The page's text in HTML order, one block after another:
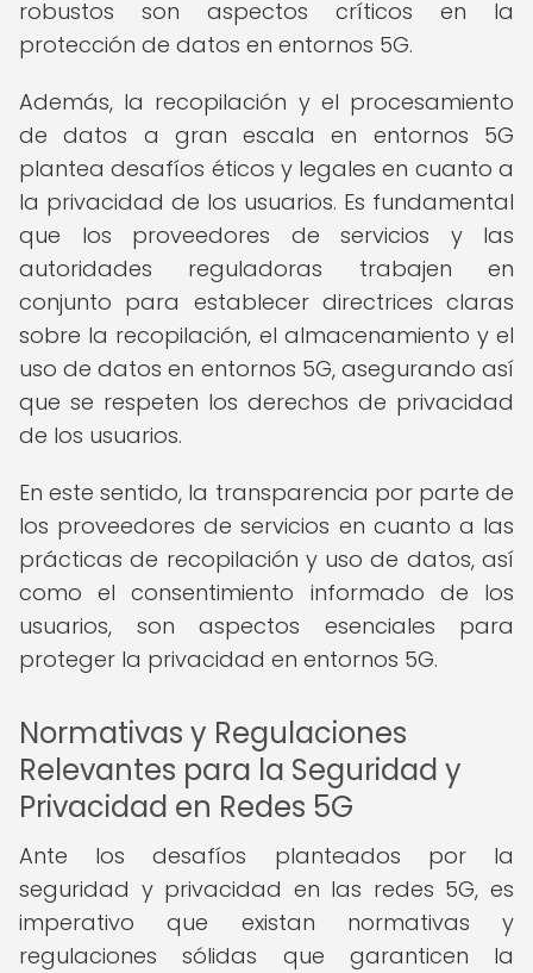
robustos son aspectos críticos en la
protección de datos en entornos 5G.
Además, la recopilación y el procesamiento
de datos a gran escala en entornos 5G
plantea desafíos éticos y legales en cuanto a
la privacidad de los usuarios. Es fundamental
que los proveedores de servicios y las
autoridades reguladoras trabajen en
conjunto para establecer directrices claras
sobre la recopilación, el almacenamiento y el
uso de datos en entornos 5G, asegurando así
que se respeten los derechos de privacidad
de los usuarios.
En este sentido, la transparencia por parte de
los proveedores de servicios en cuanto a las
prácticas de recopilación y uso de datos, así
como el consentimiento informado de los
usuarios, son aspectos esenciales para
proteger la privacidad en entornos 5G.
Normativas y Regulaciones
Relevantes para la Seguridad y
Privacidad en Redes 5G
Ante los desafíos planteados por la
seguridad y privacidad en las redes 5G, es
imperativo que existan normativas y
regulaciones sólidas que garanticen la